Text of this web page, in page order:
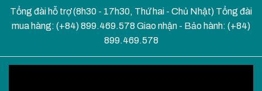
Tổng đài hỗ trợ (8h30 - 17h30, Thứ hai - Chủ Nhật) Tổng đài
mua hàng: (+84) 899.469.578 Giao nhận - Bảo hành: (+84)
899.469.578